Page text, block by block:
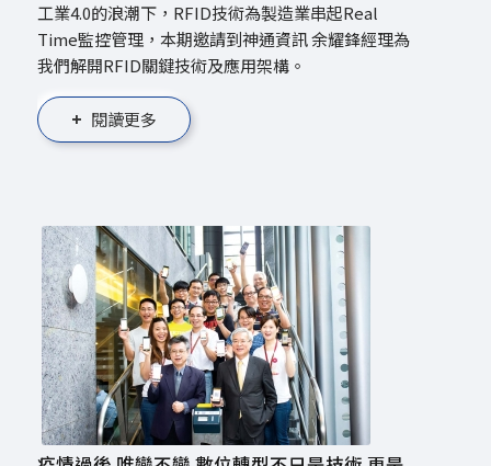
工業4.0的浪潮下，RFID技術為製造業串起Real
Time監控管理，本期邀請到神通資訊 余耀鋒經理為
我們解開RFID關鍵技術及應用架構。
閱讀更多